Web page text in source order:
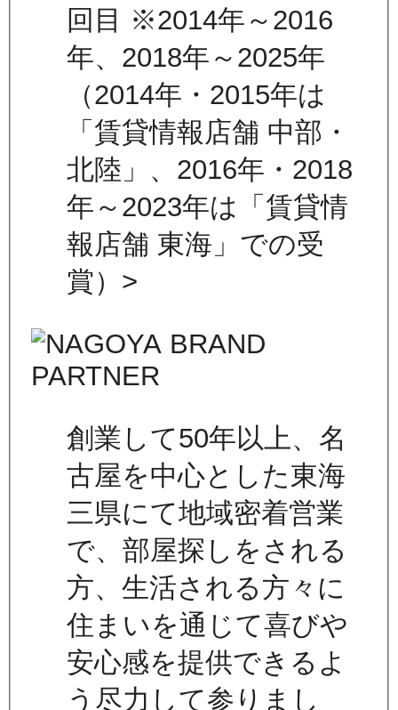
回目 ※2014年～2016
年、2018年～2025年
（2014年・2015年は
「賃貸情報店舗 中部・
北陸」、2016年・2018
年～2023年は「賃貸情
報店舗 東海」での受
賞）>
創業して50年以上、名
古屋を中心とした東海
三県にて地域密着営業
で、部屋探しをされる
方、生活される方々に
住まいを通じて喜びや
安心感を提供できるよ
う尽力して参りまし